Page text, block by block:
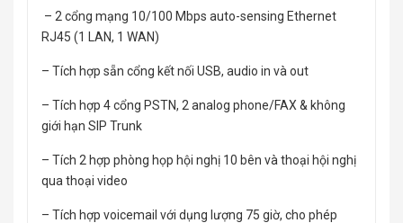
– 2 cổng mạng 10/100 Mbps auto-sensing Ethernet
RJ45 (1 LAN, 1 WAN)
– Tích hợp sẵn cổng kết nối USB, audio in và out
– Tích hợp 4 cổng PSTN, 2 analog phone/FAX & không
giới hạn SIP Trunk
– Tích 2 hợp phòng họp hội nghị 10 bên và thoại hội nghị
qua thoại video
– Tích hợp voicemail với dụng lượng 75 giờ, cho phép